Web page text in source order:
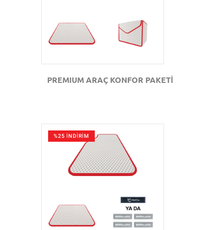
PREMIUM ARAÇ KONFOR PAKETİ
%25 İNDİRİM